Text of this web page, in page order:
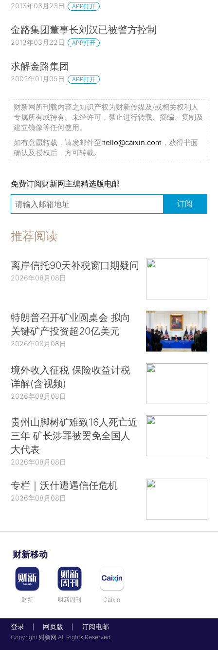
2013年03月23日 APP打开
金路集团董事长刘汉已被警方控制
2013年03月22日 APP打开
求解金路集团
2002年01月05日 APP打开
财新网所刊载内容之知识产权为财新传媒及/或相关权利人
专属所有或持有。未经许可，禁止进行转载、摘编、复制及
建立镜像等任何使用。
如有意愿转载，请发邮件至hello@caixin.com ，获得书面
确认及授权后，方可转载。
免费订阅财新网主编精选版电邮
订阅
推荐阅读
离岸信托90天补税窗口期疑问
2026年08月08日
特朗普召开矿业圆桌会 拟向
关键矿产投资超20亿美元
2026年08月08日
境外收入征税 保险收益计税
详解(含视频)
2026年08月08日
贵州山脚树矿难致16人死亡近
三年 矿长涉罪被罢免全国人
大代表
2026年08月08日
专栏｜沃什遭遇信任危机
2026年08月08日
财新移动
财新 财新周刊 Caixin
登录 网页版 订阅电邮
Copyright 财新网 All Rights Reserved